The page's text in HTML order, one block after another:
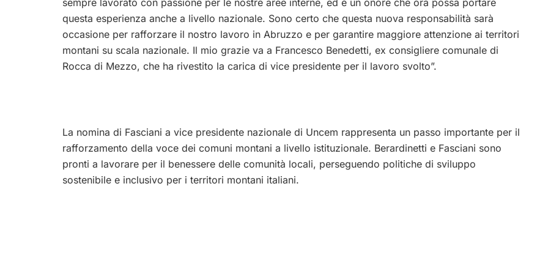
sempre lavorato con passione per le nostre aree interne, ed è un onore che ora possa portare
questa esperienza anche a livello nazionale. Sono certo che questa nuova responsabilità sarà
occasione per rafforzare il nostro lavoro in Abruzzo e per garantire maggiore attenzione ai territori
montani su scala nazionale. Il mio grazie va a Francesco Benedetti, ex consigliere comunale di
Rocca di Mezzo, che ha rivestito la carica di vice presidente per il lavoro svolto”.
La nomina di Fasciani a vice presidente nazionale di Uncem rappresenta un passo importante per il
rafforzamento della voce dei comuni montani a livello istituzionale. Berardinetti e Fasciani sono
pronti a lavorare per il benessere delle comunità locali, perseguendo politiche di sviluppo
sostenibile e inclusivo per i territori montani italiani.